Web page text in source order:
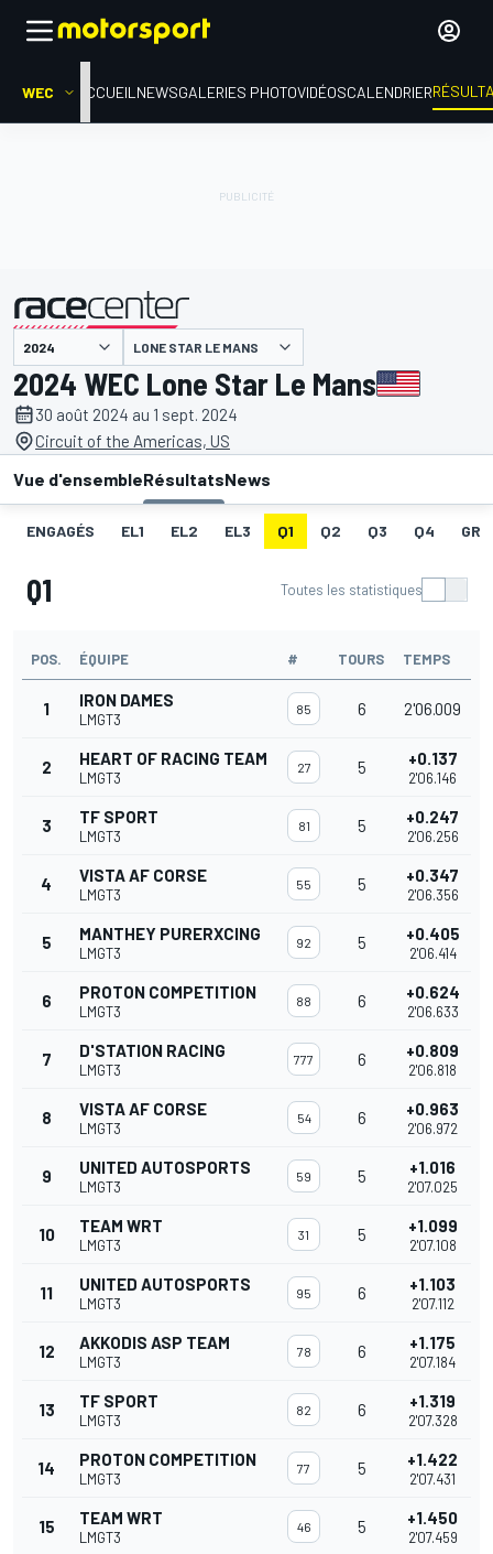
WEC ACCUEIL NEWSGALERIES PHOTOVIDÉOSCALENDRIER
présenté par LONE STAR LE MANS
2024 WEC Lone Star Le Mans
30 août 2024 au 1 sept. 2024
Circuit of the Americas, US
Vue d'ensembleRésultatsNews
ENGAGÉS EL1 EL2 EL3 Q1 Q2 Q3 Q4
Q1 Toutes les statistiques
POS. ÉQUIPE # TOURS TEMPS
1 IRON DAMES
LMGT3
85 6 2'06.009
2 HEART OF RACING TEAM
LMGT3
27 5 +0.137
2'06.146
3 TF SPORT
LMGT3
81 5 +0.247
2'06.256
4 VISTA AF CORSE
LMGT3
55 5 +0.347
2'06.356
5 MANTHEY PURERXCING
LMGT3
92 5 +0.405
2'06.414
6 PROTON COMPETITION
LMGT3
88 6 +0.624
2'06.633
7 D'STATION RACING
LMGT3
777 6 +0.809
2'06.818
8 VISTA AF CORSE
LMGT3
54 6 +0.963
2'06.972
9 UNITED AUTOSPORTS
LMGT3
59 5 +1.016
2'07.025
10 TEAM WRT
LMGT3
31 5 +1.099
2'07.108
11 UNITED AUTOSPORTS
LMGT3
95 6 +1.103
2'07.112
12 AKKODIS ASP TEAM
LMGT3
78 6 +1.175
2'07.184
13 TF SPORT
LMGT3
82 6 +1.319
2'07.328
14 PROTON COMPETITION
LMGT3
77 5 +1.422
2'07.431
15 TEAM WRT
LMGT3
46 5 +1.450
2'07.459